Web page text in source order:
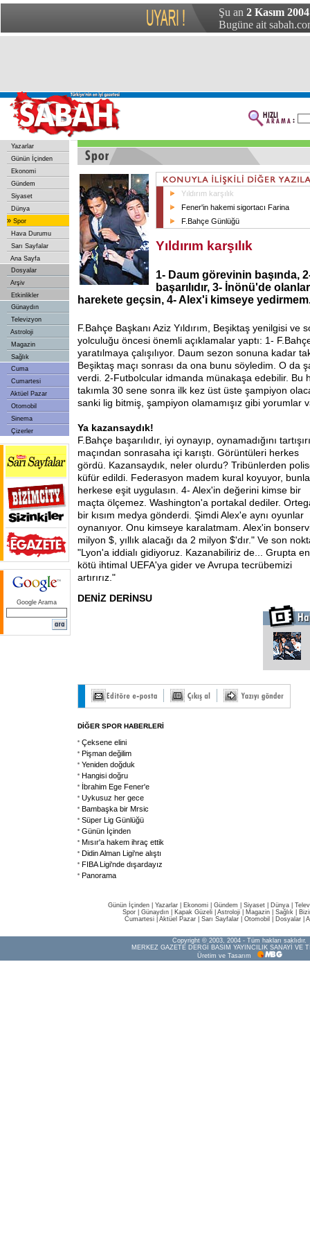
Şu an 2 Kasım
Bugüne ait
Yazarlar
Günün İçinden
Ekonomi
Gündem
Siyaset
Dünya
» Spor
Hava Durumu
Sarı Sayfalar
Ana Sayfa
Dosyalar
Arşiv
Etkinlikler
Günaydın
Televizyon
Astroloji
Magazin
Sağlık
Cuma
Cumartesi
Aktüel Pazar
Otomobil
Sinema
Çizerler
Google Arama
Yıldırım karşılık
Fener'in hakemi sigortacı Farina
F.Bahçe Günlüğü
Yıldırım karşılık
1- Daum görevinin başında,
başarılıdır, 3- İnönü'de
harekete geçsin, 4- Alex'i kimseye
F.Bahçe Başkanı Aziz Yıldırım, Beşiktaş yenilgisi ve
yolculuğu öncesi önemli açıklamalar yaptı: 1-
yaratılmaya çalışılıyor. Daum sezon sonuna kadar
Beşiktaş maçı sonrası da ona bunu söyledim. O da
verdi. 2-Futbolcular idmanda münakaşa edebilir. Bu
takımla 30 sene sonra ilk kez üst üste şampiyon
sanki lig bitmiş, şampiyon olamamışız gibi yorumlar
Ya kazansaydık!
F.Bahçe başarılıdır, iyi oynayıp, oynamadığını
maçından sonrasaha içi karıştı. Görüntüleri herkes
gördü. Kazansaydık, neler olurdu? Tribünlerden
küfür edildi. Federasyon madem kural koyuyor,
herkese eşit uygulasın. 4- Alex'in değerini kimse bir
maçta ölçemez. Washington'a portakal dediler.
bir kısım medya gönderdi. Şimdi Alex'e aynı oyunlar
oynanıyor. Onu kimseye karalatmam. Alex'in
milyon $, yıllık alacağı da 2 milyon $'dır." Ve son
"Lyon'a iddialı gidiyoruz. Kazanabiliriz de... Grupta en
kötü ihtimal UEFA'ya gider ve Avrupa tecrübemizi
artırırız."
DENİZ DERİNSU
DİĞER SPOR HABERLERİ
Çeksene elini
Pişman değilim
Yeniden doğduk
Hangisi doğru
İbrahim Ege Fener'e
Uykusuz her gece
Bambaşka bir Mrsic
Süper Lig Günlüğü
Günün İçinden
Mısır'a hakem ihraç ettik
Didin Alman Ligi'ne alıştı
FIBA Ligi'nde dışardayız
Panorama
Günün İçinden Yazarlar Ekonomi Gündem Siyaset Dünya |
Spor
Günaydın Kapak Güzeli Astroloji Magazin Sağlık
Cumartesi| Aktüel Pazar| Sarı Sayfalar| Otomobil Dosyalar|
Copyright © 2003, 2004 - Tüm hakları saklıdır.
MERKEZ GAZETE DERGİ BASIM YAYINCILIK SANAYİ VE
Üretim ve Tasarım